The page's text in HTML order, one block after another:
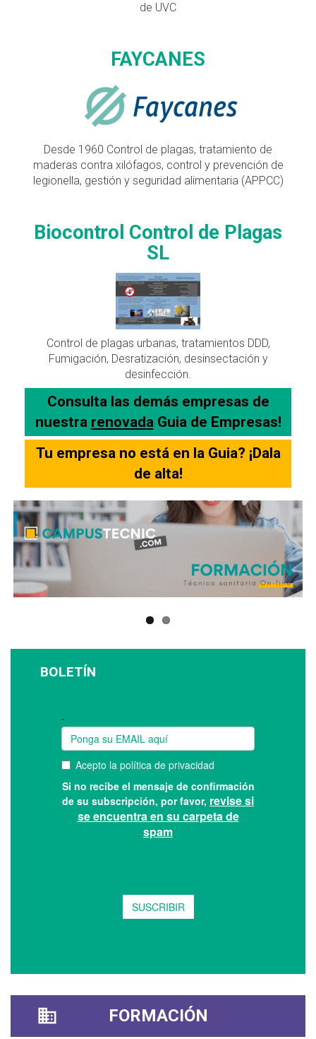
de UVC
FAYCANES
Desde 1960 Control de plagas, tratamiento de
maderas contra xilófagos, control y prevención de
legionella, gestión y seguridad alimentaria (APPCC)
Biocontrol Control de Plagas
SL
Control de plagas urbanas, tratamientos DDD,
Fumigación, Desratización, desinsectación y
desinfección.
Consulta las demás empresas de
nuestra renovadaGuia de Empresas!
Tu empresa no está en la Guia? ¡Dala
de alta!
BOLETÍN
FORMACIÓN